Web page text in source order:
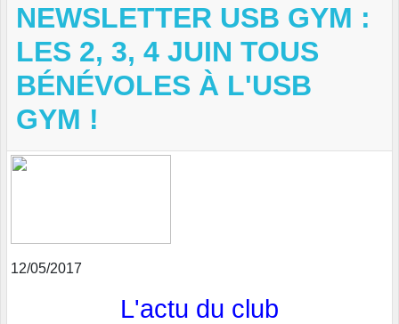
NEWSLETTER USB GYM :
LES 2, 3, 4 JUIN TOUS
BÉNÉVOLES À L'USB
GYM !
12/05/2017
L'actu du club